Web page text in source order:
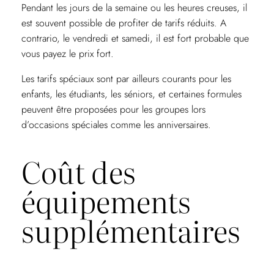
Pendant les jours de la semaine ou les heures creuses, il
est souvent possible de profiter de tarifs réduits. A
contrario, le vendredi et samedi, il est fort probable que
vous payez le prix fort.
Les tarifs spéciaux sont par ailleurs courants pour les
enfants, les étudiants, les séniors, et certaines formules
peuvent être proposées pour les groupes lors
d’occasions spéciales comme les anniversaires.
Coût des
équipements
supplémentaires